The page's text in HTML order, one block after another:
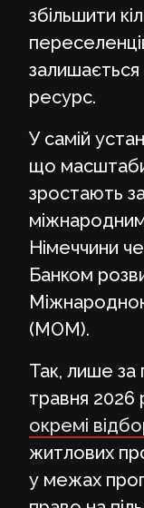
збільшити
ресурс.
У самій
що
зростають
Німеччини
Банком
Міжнародною
(МОМ).
Так, лише за
травня
окремі
житлових
у межах